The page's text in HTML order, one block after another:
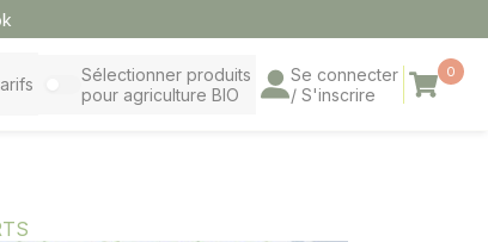
Sélectionner produits
pour agriculture BIO
Se connecter
/ S'inscrire
0
Panier